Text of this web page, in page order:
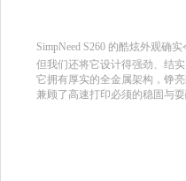
SimpNeed S260 的酷炫外观确实
但我们还将它设计得强劲、结实
它拥有厚实的全金属架构，铮亮
兼顾了高速打印必须的稳固与耍